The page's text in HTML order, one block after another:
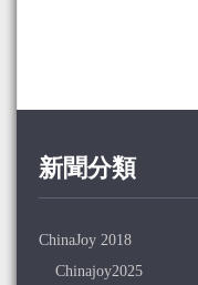
新聞分類
ChinaJoy 2018
Chinajoy2025